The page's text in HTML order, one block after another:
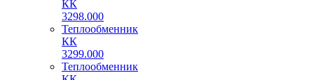
КК
3298.000
Теплообменник
КК
3299.000
Теплообменник